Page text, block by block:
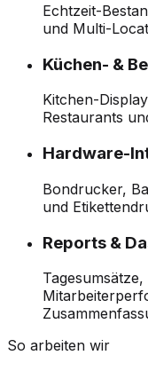
Echtzeit-
und Multi-
Küchen- &
Kitchen-
Restaurants
Hardware-
Bondrucker,
und
Reports &
So arbeiten wir